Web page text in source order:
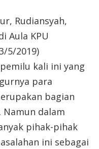
Rudiansyah,
Aula KPU
5/2019)
kali ini yang
para
bagian
Namun dalam
pihak-pihak
ini sebagai